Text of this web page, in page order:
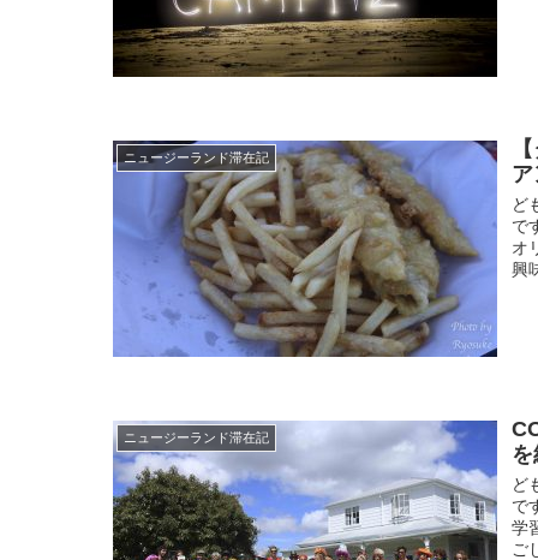
ニュージーランド滞在記
ど
で
オ
興
ニュージーランド滞在記
ど
で
学
ご